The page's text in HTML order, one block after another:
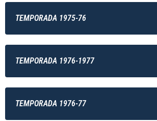
TEMPORADA 1975-76
TEMPORADA 1976-1977
TEMPORADA 1976-77